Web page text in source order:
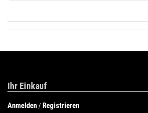
Ihr Einkauf
Anmelden /Registrieren